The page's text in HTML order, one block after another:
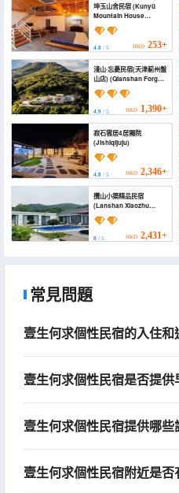
坤玉山舍民宿 (Kunyü
Mountain House
Homestay)
4.8 / 5 HKD 253+
淺山·忘憂民宿(天津薊州盤
山店) (Qianshan Forget
Worries Homestay
(Tianjin Jizhou Panshan
Mountain))
4.9 / 5 HKD 1,390+
寂石雲居4居獨院
(Jishiqijuju)
4.8 / 5 HKD 2,346+
攬山小築精品民宿
(Lanshan Xiaozhu
Boutique Homestay)
0 / 5 HKD 2,431+
常見問題
壹生何求個性民宿的入住和
壹生何求個性民宿是否提供
壹生何求個性民宿提供哪些
壹生何求個性民宿附近是否